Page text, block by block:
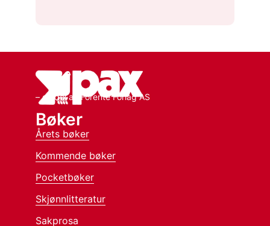
– en del av Forente Forlag AS
Bøker
Årets bøker
Kommende bøker
Pocketbøker
Skjønnlitteratur
Sakprosa